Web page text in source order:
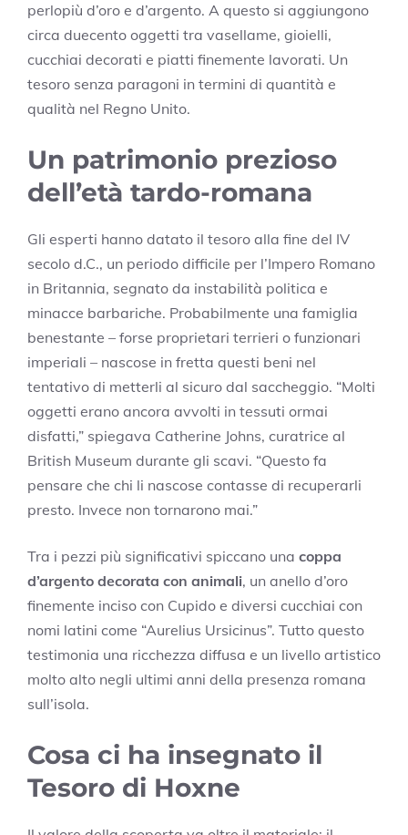
perlopiù d’oro e d’argento. A questo si aggiungono
circa duecento oggetti tra vasellame, gioielli,
cucchiai decorati e piatti finemente lavorati. Un
tesoro senza paragoni in termini di quantità e
qualità nel Regno Unito.
Un patrimonio prezioso
dell’età tardo-romana
Gli esperti hanno datato il tesoro alla fine del IV
secolo d.C., un periodo difficile per l’Impero Romano
in Britannia, segnato da instabilità politica e
minacce barbariche. Probabilmente una famiglia
benestante – forse proprietari terrieri o funzionari
imperiali – nascose in fretta questi beni nel
tentativo di metterli al sicuro dal saccheggio. “Molti
oggetti erano ancora avvolti in tessuti ormai
disfatti,” spiegava Catherine Johns, curatrice al
British Museum durante gli scavi. “Questo fa
pensare che chi li nascose contasse di recuperarli
presto. Invece non tornarono mai.”
Tra i pezzi più significativi spiccano una coppa
d’argento decorata con animali, un anello d’oro
finemente inciso con Cupido e diversi cucchiai con
nomi latini come “Aurelius Ursicinus”. Tutto questo
testimonia una ricchezza diffusa e un livello artistico
molto alto negli ultimi anni della presenza romana
sull’isola.
Cosa ci ha insegnato il
Tesoro di Hoxne